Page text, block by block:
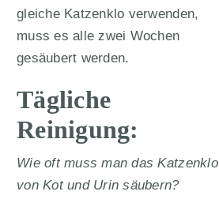
gleiche Katzenklo verwenden,
muss es alle zwei Wochen
gesäubert werden.
Tägliche
Reinigung:
Wie oft muss man das Katzenklo
von Kot und Urin säubern?